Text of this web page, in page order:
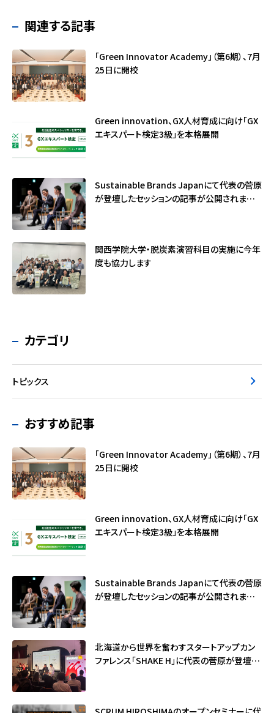
関連する記事
「Green Innovator Academy」（第6期）、7月
25日に開校
Green innovation、GX人材育成に向け「GX
エキスパート検定3級」を本格展開
Sustainable Brands Japanにて代表の菅原
が登壇したセッションの記事が公開されました
関西学院大学・脱炭素演習科目の実施に今年
度も協力します
カテゴリ
トピックス
おすすめ記事
「Green Innovator Academy」（第6期）、7月
25日に開校
Green innovation、GX人材育成に向け「GX
エキスパート検定3級」を本格展開
Sustainable Brands Japanにて代表の菅原
が登壇したセッションの記事が公開されました
北海道から世界を奮わすスタートアップカン
ファレンス「SHAKE H」に代表の菅原が登壇し